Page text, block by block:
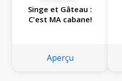
Singe et Gâteau :
C'est MA cabane!
Aperçu